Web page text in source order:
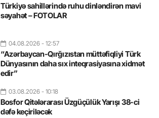
Türkiyə sahillərində ruhu dinləndirən mavi
səyahət – FOTOLAR
04.08.2026 - 12:57
“Azərbaycan-Qırğızıstan müttəfiqliyi Türk
Dünyasının daha sıx inteqrasiyasına xidmət
edir”
03.08.2026 - 10:18
Bosfor Qitələrarası Üzgüçülük Yarışı 38-ci
dəfə keçiriləcək